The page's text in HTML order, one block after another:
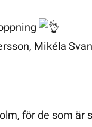
, Mikéla
för de som är